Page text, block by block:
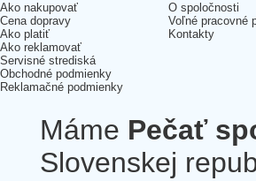
Ako nakupovať
Cena dopravy
Ako platiť
Ako reklamovať
Servisné strediská
Obchodné podmienky
Reklamačné podmienky
O spoločnosti
Voľné pracovné
Kontakty
Máme Pečať
Slovenskej